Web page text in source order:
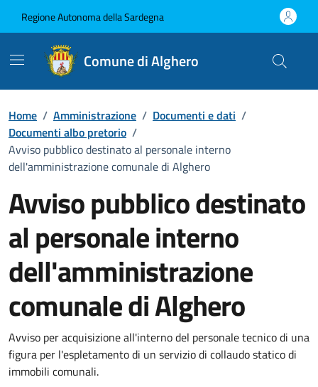
Regione Autonoma della Sardegna
Comune di Alghero
Home / Amministrazione / Documenti e dati /
Documenti albo pretorio /
Avviso pubblico destinato al personale interno
dell'amministrazione comunale di Alghero
Avviso pubblico destinato
al personale interno
dell'amministrazione
comunale di Alghero
Dettaglio del documento
Avviso per acquisizione all'interno del personale tecnico di una
figura per l'espletamento di un servizio di collaudo statico di
immobili comunali.